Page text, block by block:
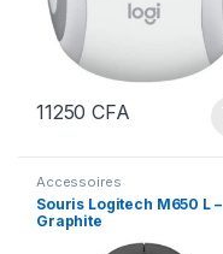
11250CFA
Accessoires
Souris Logitech M650 L –
Graphite